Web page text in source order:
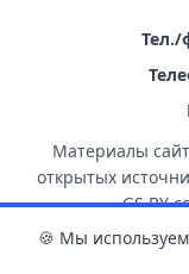
Тел./
Материалы
открытых
GS.BY
🍪 Мы